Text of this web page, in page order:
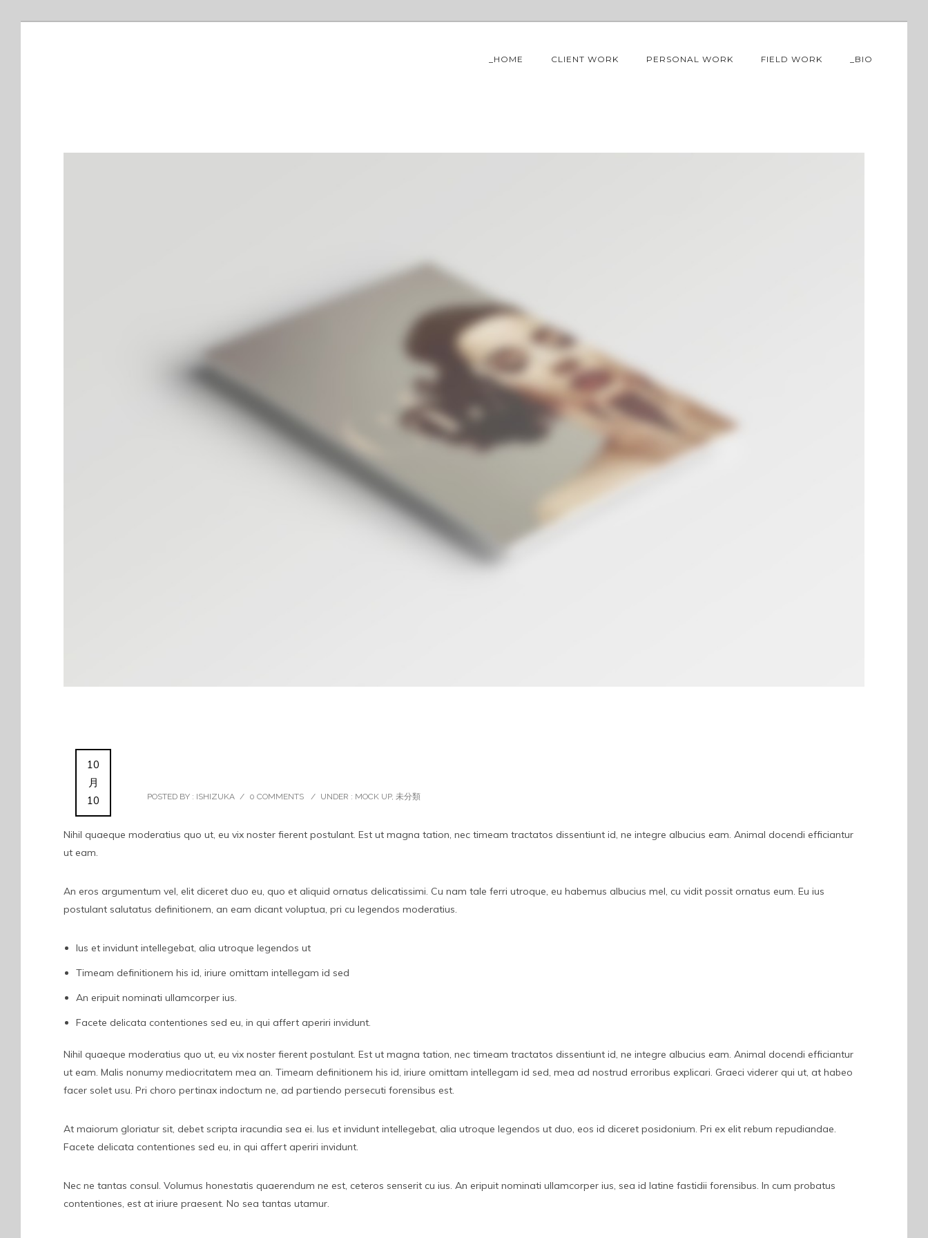
_HOME CLIENT WORK PERSONAL WORK FIELD WORK _BIO
10
月
10
POSTED BY : ISHIZUKA / 0 COMMENTS / UNDER : MOCK UP, 未分類
Nihil quaeque moderatius quo ut, eu vix noster fierent postulant. Est ut magna tation, nec timeam tractatos dissentiunt id, ne integre albucius eam. Animal docendi efficiantur
ut eam.
An eros argumentum vel, elit diceret duo eu, quo et aliquid ornatus delicatissimi. Cu nam tale ferri utroque, eu habemus albucius mel, cu vidit possit ornatus eum. Eu ius
postulant salutatus definitionem, an eam dicant voluptua, pri cu legendos moderatius.
Ius et invidunt intellegebat, alia utroque legendos ut
Timeam definitionem his id, iriure omittam intellegam id sed
An eripuit nominati ullamcorper ius.
Facete delicata contentiones sed eu, in qui affert aperiri invidunt.
Nihil quaeque moderatius quo ut, eu vix noster fierent postulant. Est ut magna tation, nec timeam tractatos dissentiunt id, ne integre albucius eam. Animal docendi efficiantur
ut eam. Malis nonumy mediocritatem mea an. Timeam definitionem his id, iriure omittam intellegam id sed, mea ad nostrud erroribus explicari. Graeci viderer qui ut, at habeo
facer solet usu. Pri choro pertinax indoctum ne, ad partiendo persecuti forensibus est.
At maiorum gloriatur sit, debet scripta iracundia sea ei. Ius et invidunt intellegebat, alia utroque legendos ut duo, eos id diceret posidonium. Pri ex elit rebum repudiandae.
Facete delicata contentiones sed eu, in qui affert aperiri invidunt.
Nec ne tantas consul. Volumus honestatis quaerendum ne est, ceteros senserit cu ius. An eripuit nominati ullamcorper ius, sea id latine fastidii forensibus. In cum probatus
contentiones, est at iriure praesent. No sea tantas utamur.